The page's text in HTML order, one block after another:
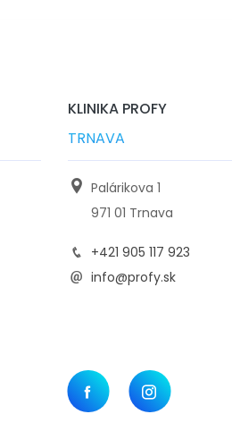
KLINIKA PROFY
TRNAVA
Palárikova 1
971 01 Trnava
+421 905 117 923
info@profy.sk